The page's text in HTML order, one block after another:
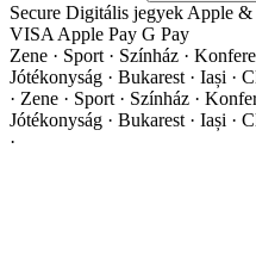
Secure Digitális jegyek Apple &
VISA Apple Pay G Pay
Zene · Sport · Színház ·
Jótékonyság · Bukarest · Iași ·
· Zene · Sport · Színház ·
Jótékonyság · Bukarest · Iași ·
·